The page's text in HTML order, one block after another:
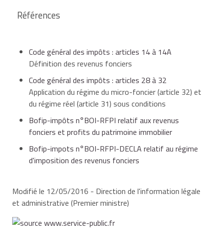
Références
Code général des impôts : articles 14 à 14A
Définition des revenus fonciers
Code général des impôts : articles 28 à 32
Application du régime du micro-foncier (article 32) et
du régime réel (article 31) sous conditions
Bofip-impôts n°BOI-RFPI relatif aux revenus
fonciers et profits du patrimoine immobilier
Bofip-impots n°BOI-RFPI-DECLA relatif au régime
d'imposition des revenus fonciers
Modifié le 12/05/2016 - Direction de l'information légale
et administrative (Premier ministre)